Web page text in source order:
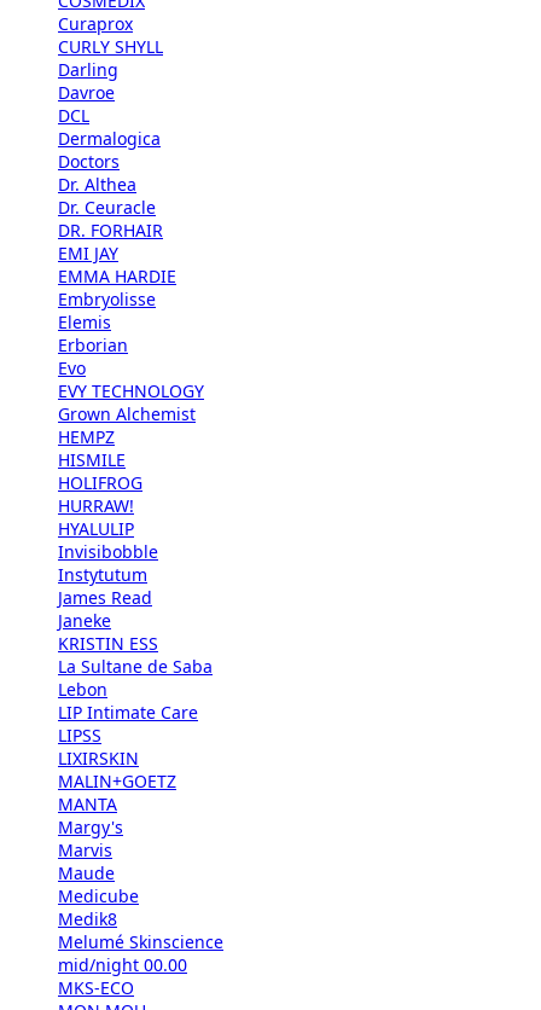
Curaprox
CURLY SHYLL
Darling
Davroe
DCL
Dermalogica
Doctors
Dr. Althea
Dr. Ceuracle
DR. FORHAIR
EMI JAY
EMMA HARDIE
Embryolisse
Elemis
Erborian
Evo
EVY TECHNOLOGY
Grown Alchemist
HEMPZ
HISMILE
HOLIFROG
HURRAW!
HYALULIP
Invisibobble
Instytutum
James Read
Janeke
KRISTIN ESS
La Sultane de Saba
Lebon
LIP Intimate Care
LIPSS
LIXIRSKIN
MALIN+GOETZ
MANTA
Margy's
Marvis
Maude
Medicube
Medik8
Melumé Skinscience
mid/night 00.00
MKS-ECO